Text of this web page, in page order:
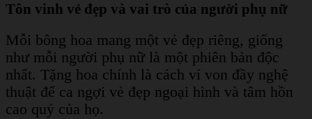
Tôn vinh vẻ đẹp và vai trò của người phụ nữ
Mỗi bông hoa mang một vẻ đẹp riêng, giống
như mỗi người phụ nữ là một phiên bản độc
nhất. Tặng hoa chính là cách ví von đầy nghệ
thuật để ca ngợi vẻ đẹp ngoại hình và tâm hồn
cao quý của họ.